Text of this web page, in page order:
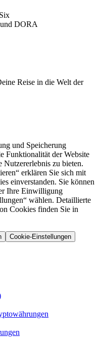
DORA
Reise in die Welt der
und Speicherung
Funktionalität der Website
Nutzererlebnis zu bieten.
erklären Sie sich mit
einverstanden. Sie können
Ihre Einwilligung
wählen. Detaillierte
Cookies finden Sie in
Cookie-Einstellungen